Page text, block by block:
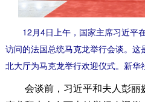
12月4日上午，国家主席习近平
访问的法国总统马克龙举行会谈。
北大厅为马克龙举行欢迎仪式。新华
会谈前，习近平和夫人彭丽